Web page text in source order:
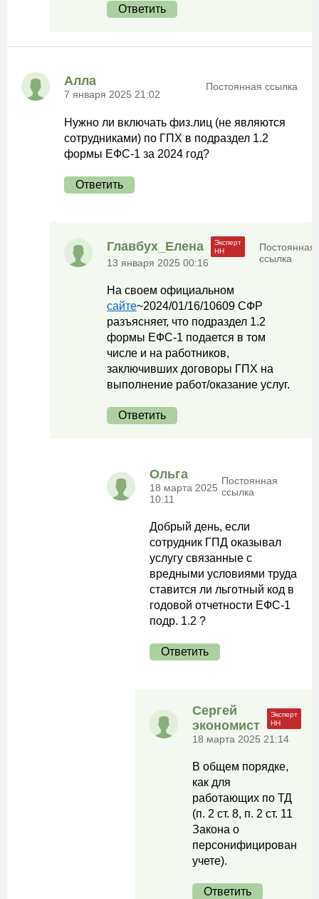
Ответить
Алла
7 января 2025 21:02
Постоянная ссылка
Нужно ли включать физ.лиц (не являются
сотрудниками) по ГПХ в подраздел 1.2
формы ЕФС-1 за 2024 год?
Ответить
Главбух_Елена
13 января 2025 00:16
Постоянная
ссылка
На своем официальном
сайте~2024/01/16/10609 СФР
разъясняет, что подраздел 1.2
формы ЕФС-1 подается в том
числе и на работников,
заключивших договоры ГПХ на
выполнение работ/оказание услуг.
Ответить
Ольга
18 марта 2025
10:11
Постоянная
ссылка
Добрый день, если
сотрудник ГПД оказывал
услугу связанные с
вредными условиями труда
ставится ли льготный код в
годовой отчетности ЕФС-1
подр. 1.2 ?
Ответить
Сергей
экономист
18 марта 2025 21:14
В общем порядке,
как для
работающих по ТД
(п. 2 ст. 8, п. 2 ст. 11
Закона о
персонифицированном
учете).
Ответить